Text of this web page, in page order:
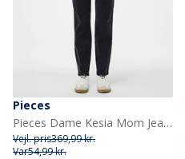
Pieces
Pieces Dame Kesia Mom Jeans Black Denim
Vejl. pris369,99 kr.
Var54,99 kr.